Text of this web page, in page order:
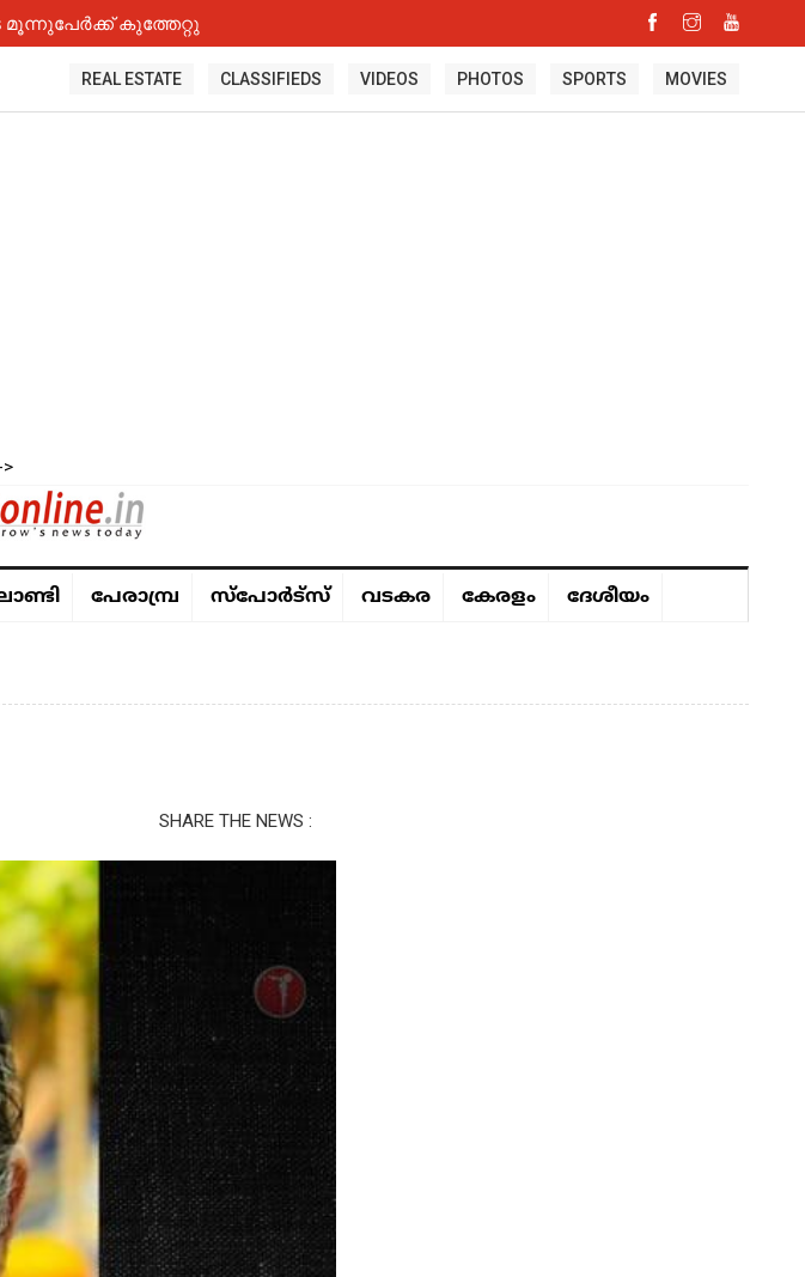
മൂന്നുപേർക്ക് കുത്തേറ്റു
REAL ESTATE CLASSIFIEDS VIDEOS PHOTOS SPORTS MOVIES
പേരാമ്പ്ര സ്പോർട്സ് വടകര കേരളം ദേശീയം
SHARE THE NEWS :